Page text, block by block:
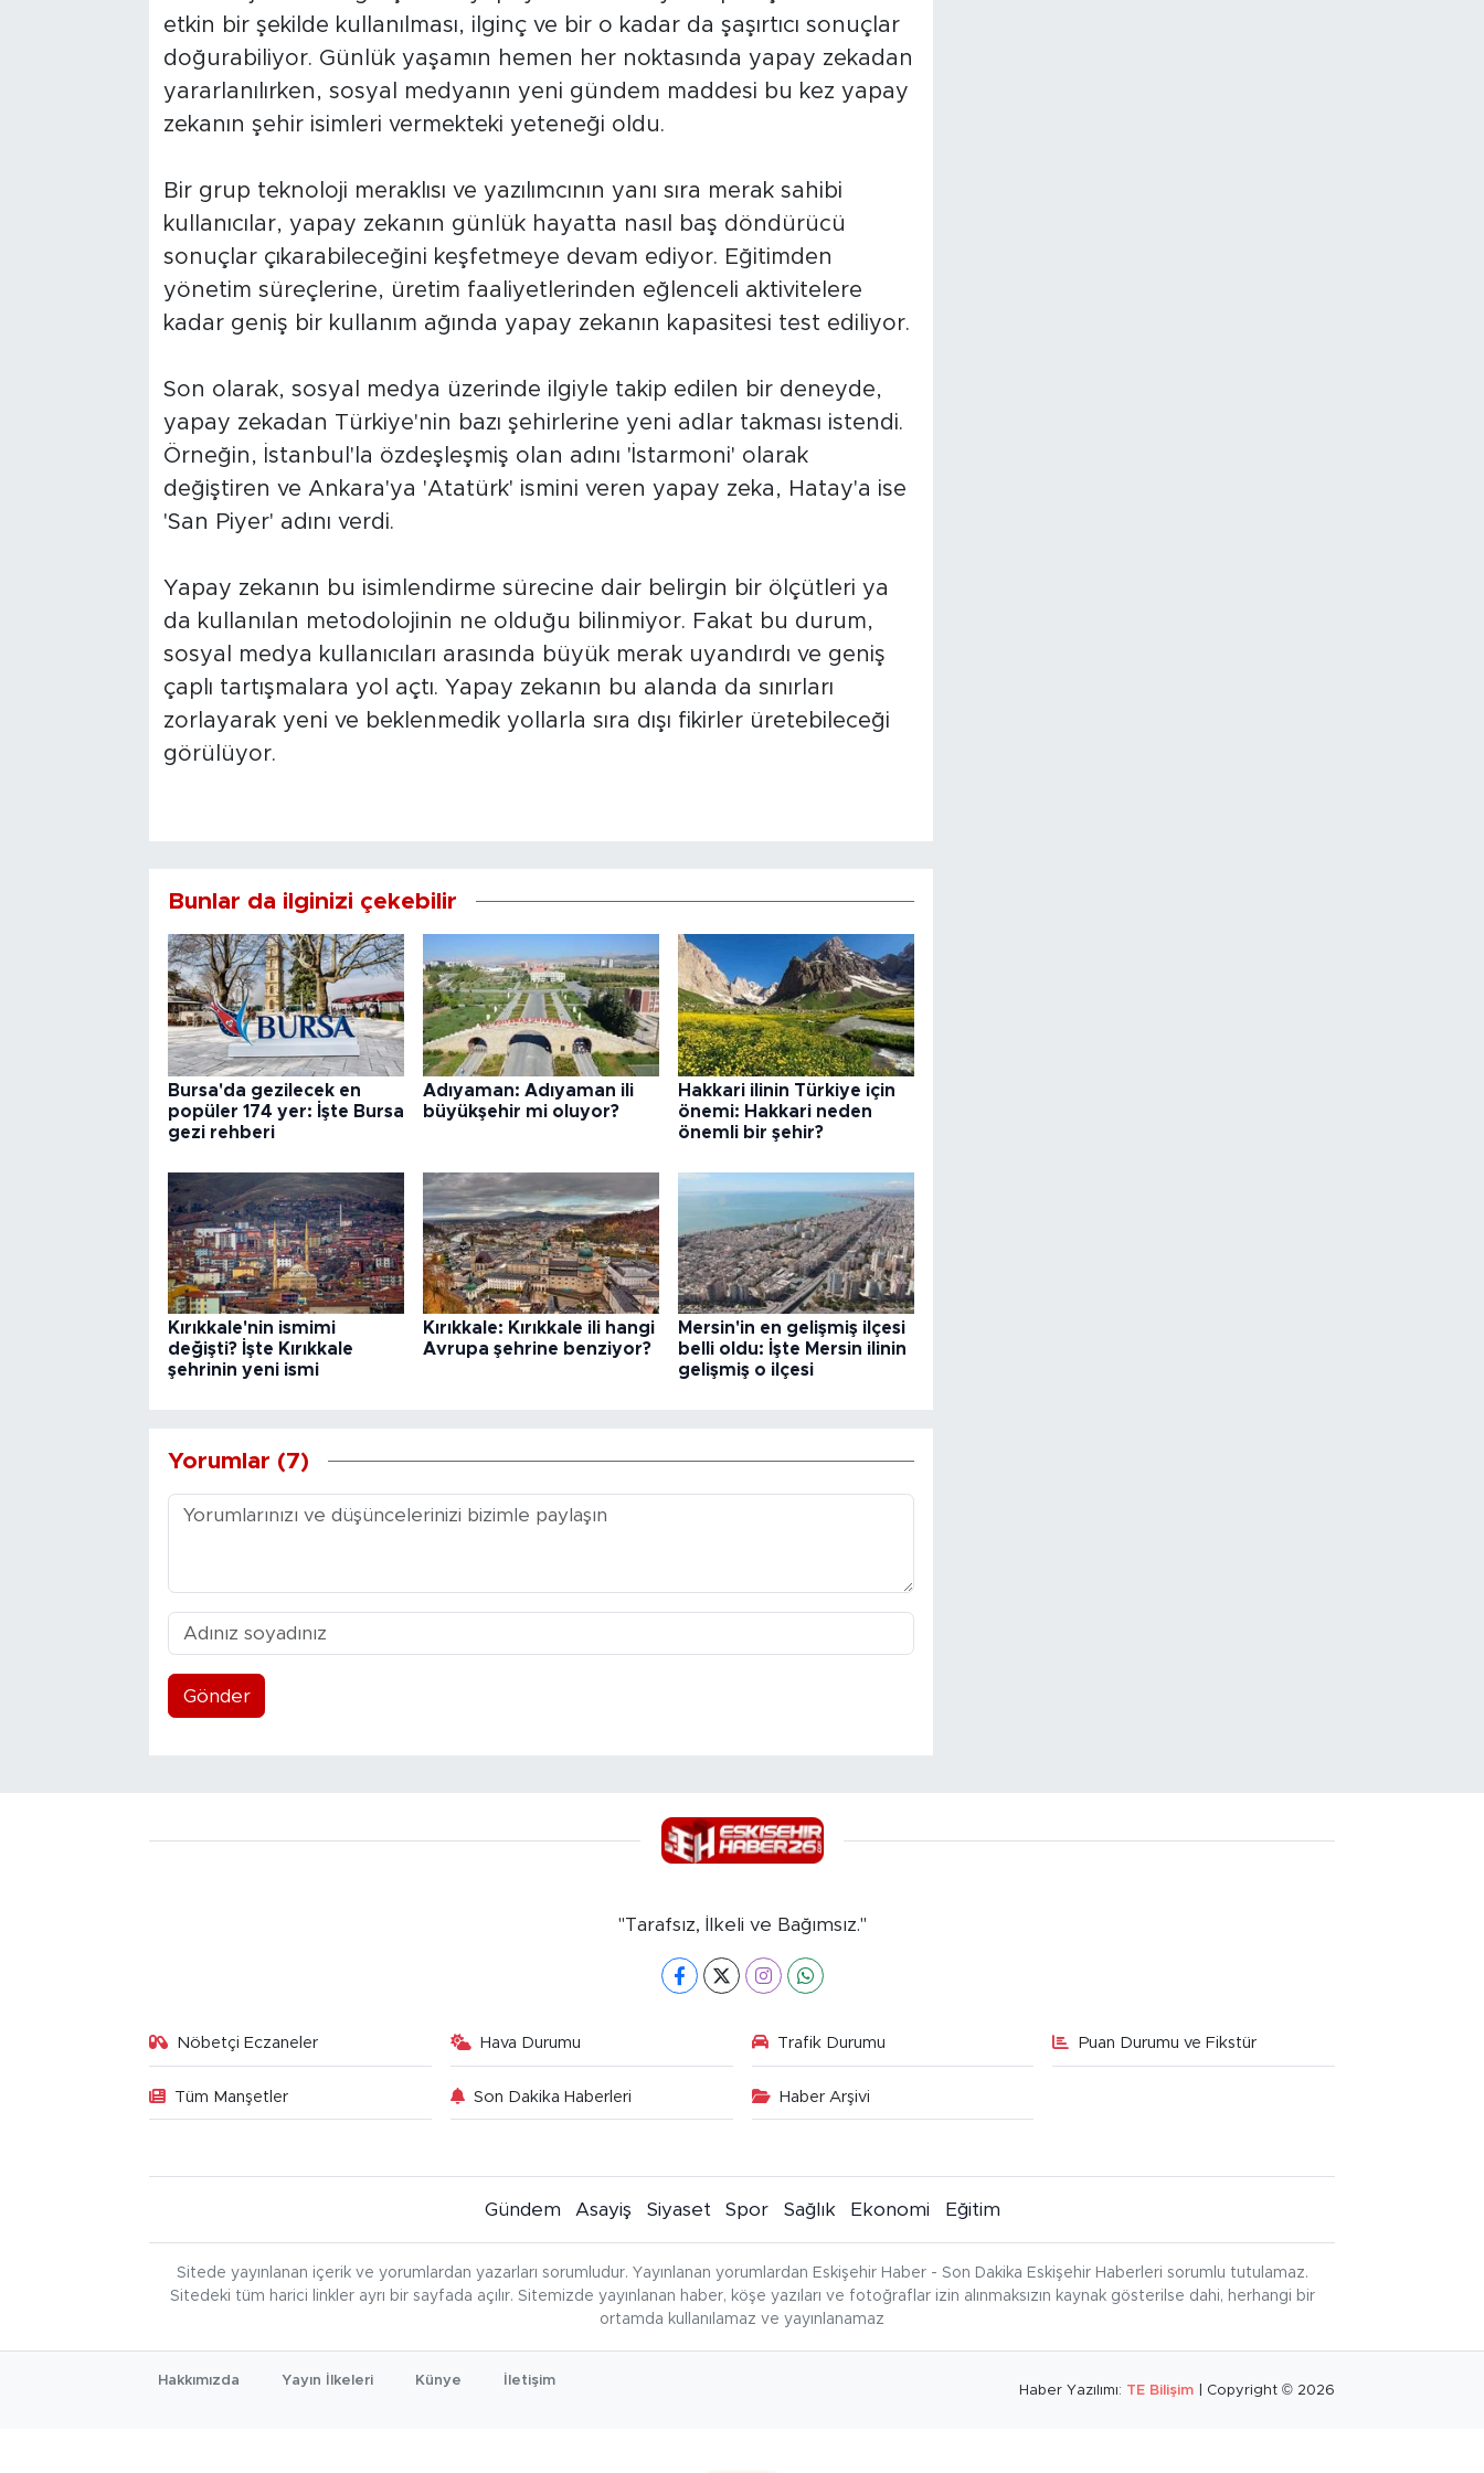
etkin bir şekilde kullanılması, ilginç ve bir o kadar da şaşırtıcı sonuçlar
doğurabiliyor. Günlük yaşamın hemen her noktasında yapay zekadan
yararlanılırken, sosyal medyanın yeni gündem maddesi bu kez yapay
zekanın şehir isimleri vermekteki yeteneği oldu.
Bir grup teknoloji meraklısı ve yazılımcının yanı sıra merak sahibi
kullanıcılar, yapay zekanın günlük hayatta nasıl baş döndürücü
sonuçlar çıkarabileceğini keşfetmeye devam ediyor. Eğitimden
yönetim süreçlerine, üretim faaliyetlerinden eğlenceli aktivitelere
kadar geniş bir kullanım ağında yapay zekanın kapasitesi test ediliyor.
Son olarak, sosyal medya üzerinde ilgiyle takip edilen bir deneyde,
yapay zekadan Türkiye'nin bazı şehirlerine yeni adlar takması istendi.
Örneğin, İstanbul'la özdeşleşmiş olan adını 'İstarmoni' olarak
değiştiren ve Ankara'ya 'Atatürk' ismini veren yapay zeka, Hatay'a ise
'San Piyer' adını verdi.
Yapay zekanın bu isimlendirme sürecine dair belirgin bir ölçütleri ya
da kullanılan metodolojinin ne olduğu bilinmiyor. Fakat bu durum,
sosyal medya kullanıcıları arasında büyük merak uyandırdı ve geniş
çaplı tartışmalara yol açtı. Yapay zekanın bu alanda da sınırları
zorlayarak yeni ve beklenmedik yollarla sıra dışı fikirler üretebileceği
görülüyor.
Bunlar da ilginizi çekebilir
Bursa'da gezilecek en
popüler 174 yer: İşte Bursa
gezi rehberi
Adıyaman: Adıyaman ili
büyükşehir mi oluyor?
Hakkari ilinin Türkiye için
önemi: Hakkari neden
önemli bir şehir?
Kırıkkale'nin ismimi
değişti? İşte Kırıkkale
şehrinin yeni ismi
Kırıkkale: Kırıkkale ili hangi
Avrupa şehrine benziyor?
Mersin'in en gelişmiş ilçesi
belli oldu: İşte Mersin ilinin
gelişmiş o ilçesi
Yorumlar (7)
Gönder
"Tarafsız, İlkeli ve Bağımsız."
Nöbetçi Eczaneler Hava Durumu Trafik Durumu Puan Durumu ve Fikstür
Tüm Manşetler Son Dakika Haberleri Haber Arşivi
Gündem Asayiş Siyaset Spor Sağlık Ekonomi Eğitim
Sitede yayınlanan içerik ve yorumlardan yazarları sorumludur. Yayınlanan yorumlardan Eskişehir Haber - Son Dakika Eskişehir Haberleri sorumlu tutulamaz.
Sitedeki tüm harici linkler ayrı bir sayfada açılır. Sitemizde yayınlanan haber, köşe yazıları ve fotoğraflar izin alınmaksızın kaynak gösterilse dahi, herhangi bir
ortamda kullanılamaz ve yayınlanamaz
Hakkımızda Yayın İlkeleri Künye İletişim
Haber Yazılımı: TE Bilişim | Copyright © 2026